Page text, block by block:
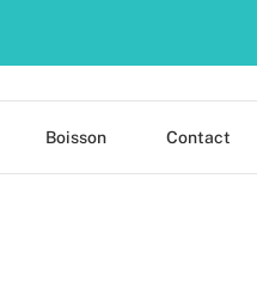
Boisson Contact